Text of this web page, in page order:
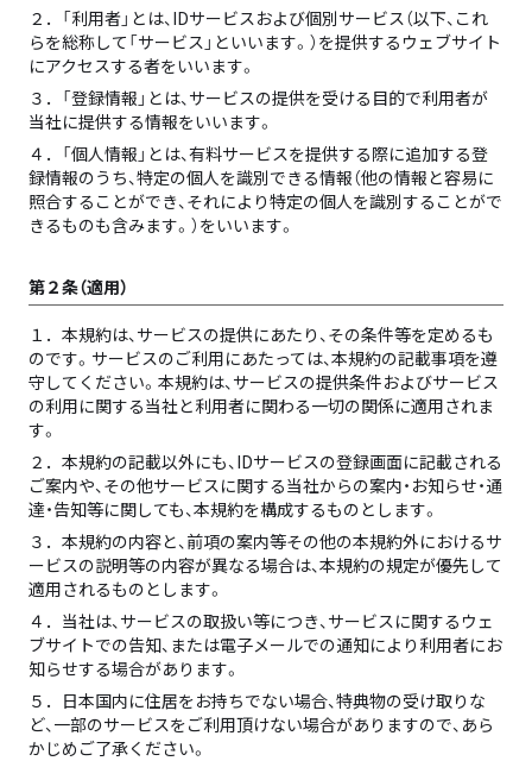
２． 「利用者」とは、IDサービスおよび個別サービス（以下、これ
らを総称して「サービス」といいます。）を提供するウェブサイト
にアクセスする者をいいます。
３． 「登録情報」とは、サービスの提供を受ける目的で利用者が
当社に提供する情報をいいます。
４． 「個人情報」とは、有料サービスを提供する際に追加する登
録情報のうち、特定の個人を識別できる情報（他の情報と容易に
照合することができ、それにより特定の個人を識別することがで
きるものも含みます。）をいいます。
第２条（適用）
１． 本規約は、サービスの提供にあたり、その条件等を定めるも
のです。サービスのご利用にあたっては、本規約の記載事項を遵
守してください。本規約は、サービスの提供条件およびサービス
の利用に関する当社と利用者に関わる一切の関係に適用されま
す。
２． 本規約の記載以外にも、IDサービスの登録画面に記載される
ご案内や、その他サービスに関する当社からの案内・お知らせ・通
達・告知等に関しても、本規約を構成するものとします。
３． 本規約の内容と、前項の案内等その他の本規約外におけるサ
ービスの説明等の内容が異なる場合は、本規約の規定が優先して
適用されるものとします。
４． 当社は、サービスの取扱い等につき、サービスに関するウェ
ブサイトでの告知、または電子メールでの通知により利用者にお
知らせする場合があります。
５． 日本国内に住居をお持ちでない場合、特典物の受け取りな
ど、一部のサービスをご利用頂けない場合がありますので、あら
かじめご了承ください。